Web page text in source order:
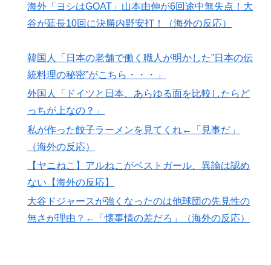
日本の食品、買ってみたものの使い道が分からない外国
人が続出
→ 「長崎の原爆投下は完全に余分だったな」「原爆よ
りも焼夷弾爆撃のほうが被害が大きかったんだよな」
▶ 海外「羨ましい！」日本ならではの夏の風物詩に海外が
びっくり仰天
▶
外国人「初めてトラウマになった日本のアニメといえば
何？」
フランス人「なぜ移籍させない?」中村敬斗に複数オフ
ァー！ランスが46億円要求でまさかの残留の可能性浮
▶
韓国人「東南アジア各国が韓国サッカー協会による日本
人や外国人審判接待を報道！」→「信頼を揺るがす深刻
海外「ヨシはGOAT」山本由伸が6回途中無失点！大
谷が延長10回に決勝内野安打！（海外の反応）
韓国人「日本の老舗で働く職人が明かした”日本の伝
統料理の秘密”がこちら・・・」
外国人「ドイツと日本、あらゆる面を比較したらど
っちが上なの？」
私が作った餃子ラーメンを見てくれ←「見事だ」
（海外の反応）
【ヤニねこ】アルねこがベストガール、異論は認め
ない【海外の反応】
大谷ドジャースが強くなったのは他球団の先見性の
無さが理由？←「懐事情の差だろ」（海外の反応）